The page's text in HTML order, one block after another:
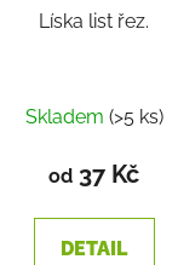
Líska list řez.
Skladem (>5 ks)
od 37 Kč
DETAIL